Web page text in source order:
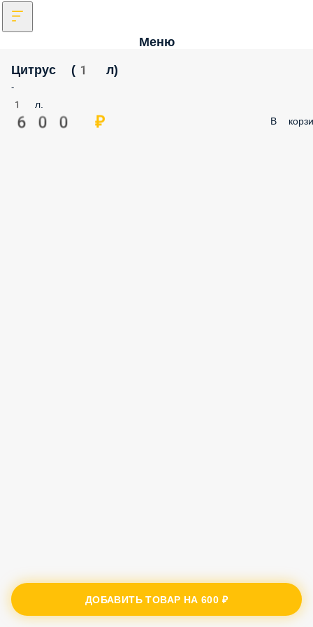
Меню
Цитрус (1 л)
-
1 л.
600 ₽ В
ДОБАВИТЬ ТОВАР НА600 ₽